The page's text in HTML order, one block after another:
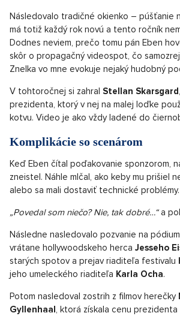
Následovalo tradičné okienko – púšťanie
má totiž každý rok novú a tento ročník
Dodnes neviem, prečo tomu pán Eben
skôr o propagačný videospot, čo
Znelka vo mne evokuje nejaký hudobný
V tohtoročnej si zahral Stellan Skarsgard
prezidenta, ktorý v nej na malej loďke
kotvu. Video je ako vždy ladené do
Komplikácie so scenárom
Keď Eben čítal poďakovanie sponzorom,
zneistel. Náhle mlčal, ako keby mu prišiel
alebo sa mali dostaviť technické problémy.
„Povedal som niečo? Nie, tak dobré…“a
Následne nasledovalo pozvanie na
vrátane hollywoodskeho herca Jesseho
starých spotov a prejav riaditeľa festivalu
jeho umeleckého riaditeľa Karla Ocha.
Potom nasledoval zostrih z filmov herečky
Gyllenhaal, ktorá získala cenu prezidenta